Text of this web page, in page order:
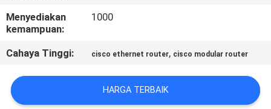
BERITA
KASUS-
KASUS
Menyediakan
kemampuan:
1000
Cahaya Tinggi: cisco ethernet router, cisco modular router
HARGA TERBAIK